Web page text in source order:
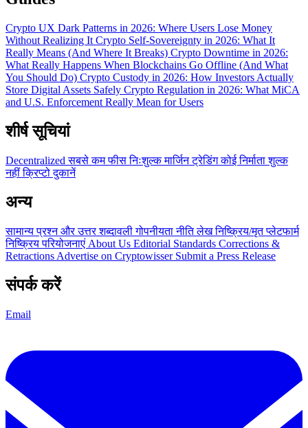
Crypto UX Dark Patterns in 2026: Where Users Lose Money
Without Realizing It Crypto Self-Sovereignty in 2026: What It
Really Means (And Where It Breaks) Crypto Downtime in 2026:
What Really Happens When Blockchains Go Offline (And What
You Should Do) Crypto Custody in 2026: How Investors Actually
Store Digital Assets Safely Crypto Regulation in 2026: What MiCA
and U.S. Enforcement Really Mean for Users
शीर्ष सूचियां
Decentralizedसबसे कम फीसनिःशुल्कमार्जिन ट्रेडिंगकोई निर्माता शुल्क
नहींक्रिप्टो दुकानें
अन्य
सामान्य प्रश्न और उत्तरशब्दावलीगोपनीयता नीतिलेखनिष्क्रिय/मृत प्लेटफार्म
निष्क्रिय परियोजनाएं About Us Editorial Standards Corrections &
Retractions Advertise on Cryptowisser Submit a Press Release
संपर्क करें
Email